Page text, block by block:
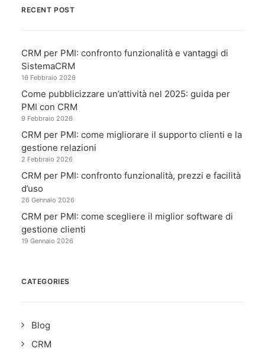
RECENT POST
CRM per PMI: confronto funzionalità e vantaggi di
SistemaCRM
16 Febbraio 2026
Come pubblicizzare un’attività nel 2025: guida per
PMI con CRM
9 Febbraio 2026
CRM per PMI: come migliorare il supporto clienti e la
gestione relazioni
2 Febbraio 2026
CRM per PMI: confronto funzionalità, prezzi e facilità
d’uso
26 Gennaio 2026
CRM per PMI: come scegliere il miglior software di
gestione clienti
19 Gennaio 2026
CATEGORIES
Blog
CRM